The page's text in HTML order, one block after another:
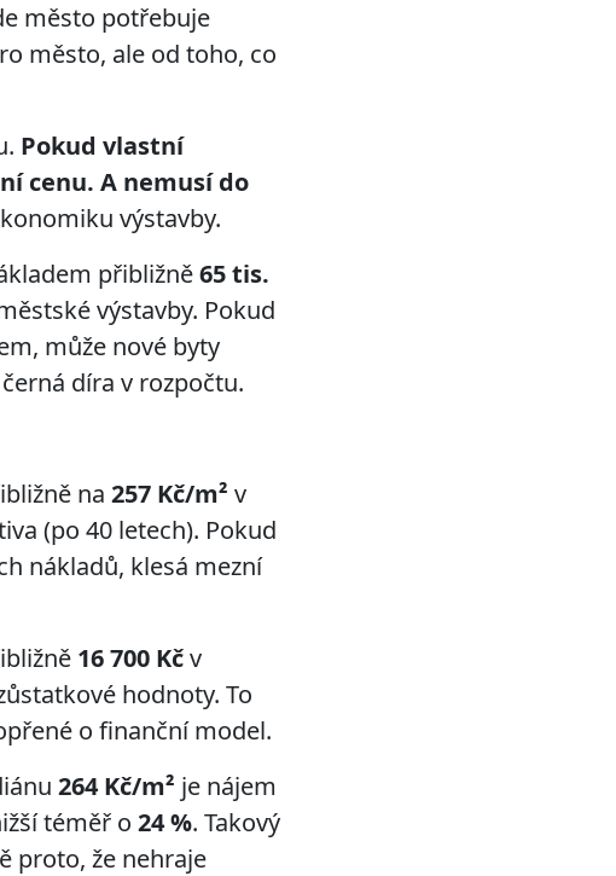
město potřebuje
město, ale od toho, co
Pokud vlastní
cenu. A nemusí do
výstavby.
přibližně65 tis.
výstavby. Pokud
může nové byty
díra v rozpočtu.
na 257 Kč/m² v
(po 40 letech). Pokud
nákladů, klesá mezní
16 700 Kčv
hodnoty. To
o finanční model.
264 Kč/m² je nájem
téměř o 24 %. Takový
proto, že nehraje